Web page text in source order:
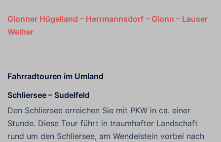
Glonner Hügelland – Herrmannsdorf – Glonn – Lauser
Weiher
Fahrradtouren im Umland
Schliersee – Sudelfeld
Den Schliersee erreichen Sie mit PKW in ca. einer
Stunde. Diese Tour führt in traumhafter Landschaft
rund um den Schliersee, am Wendelstein vorbei nach